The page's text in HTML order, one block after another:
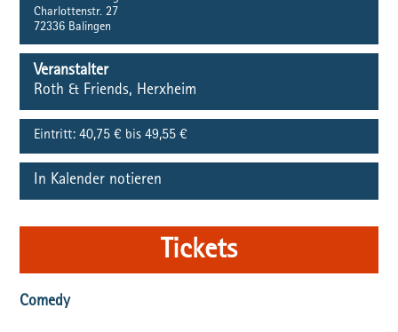
Charlottenstr. 27
72336 Balingen
Veranstalter
Roth & Friends, Herxheim
Eintritt: 40,75 € bis 49,55 €
In Kalender notieren
Tickets
Comedy